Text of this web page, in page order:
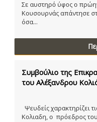
Σε αυστηρό ύφος ο
Κουσουρνάς απάντησε
όσα...
Συμβούλιο της
του Αλέξανδρου
Ψευδείς χαρακτηρίζει
Κολιαδη, ο πρόεδρος του